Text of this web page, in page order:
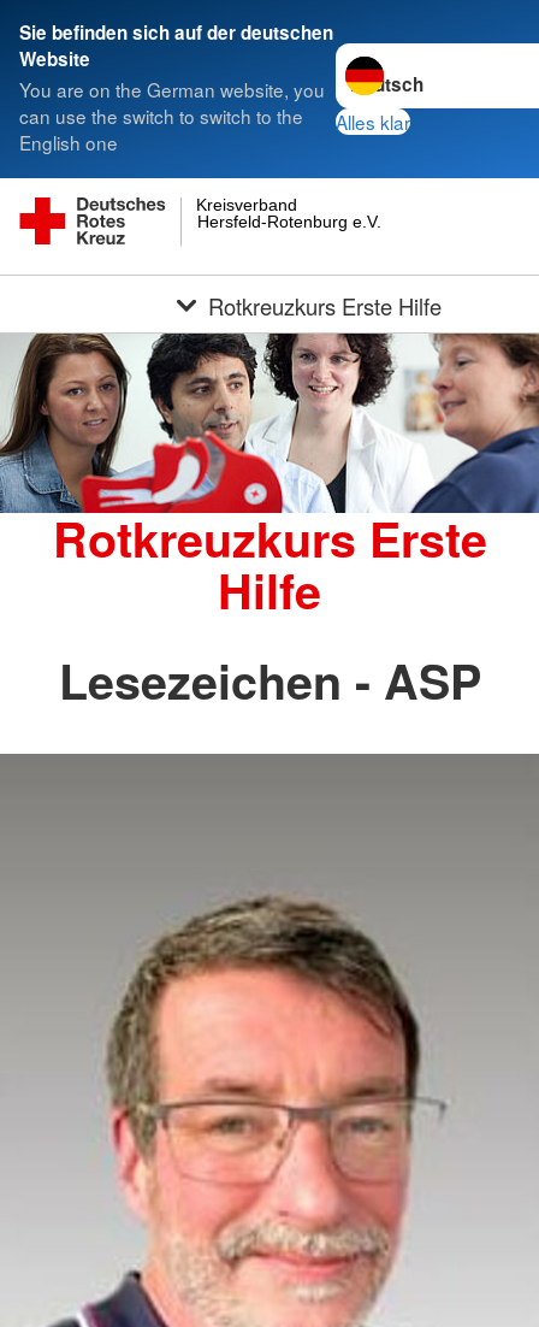
Sie befinden sich auf der deutschen
Website
You are on the German website, you
can use the switch to switch to the
English one
Sprache wechseln zu
Alles klar
Hersfeld-Rotenburg e.V.
Kreisverband
Rotkreuzkurs Erste Hilfe
Rotkreuzkurs Erste
Hilfe
Lesezeichen - ASP